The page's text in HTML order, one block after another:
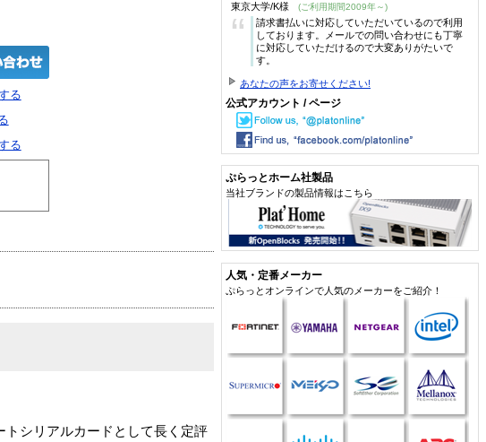
る
る
シリアルカードとして長く定評
東京大学/K様 (ご利用期間2009年～)
“
請求書払いに対応していただいているので利用
しております。メールでの問い合わせにも丁寧
に対応していただけるので大変ありがたいで
す。
あなたの声をお寄せください!
公式アカウント / ページ
ぷらっとホーム社製品
当社ブランドの製品情報はこちら
人気・定番メーカー
ぷらっとオンラインで人気のメーカーをご紹介！